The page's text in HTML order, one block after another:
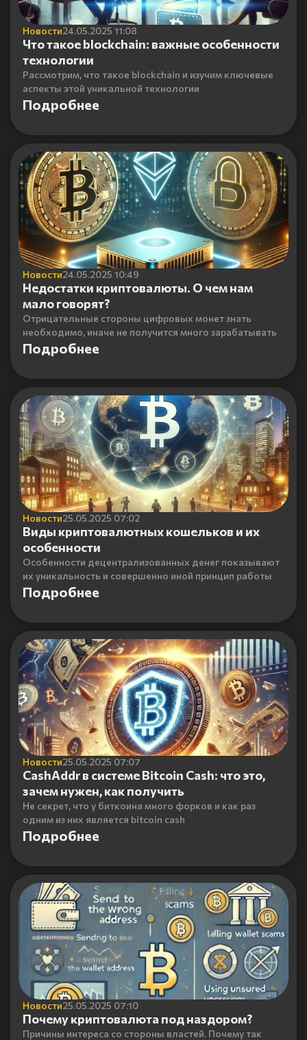
Новости24.05.2025 11:08
Что такое blockchain: важные особенности
технологии
Рассмотрим, что такое blockchain и изучим ключевые
аспекты этой уникальной технологии
Подробнее
Новости24.05.2025 10:49
Недостатки криптовалюты. О чем нам
мало говорят?
Отрицательные стороны цифровых монет знать
необходимо, иначе не получится много зарабатывать
Подробнее
Новости25.05.2025 07:02
Виды криптовалютных кошельков и их
особенности
Особенности децентрализованных денег показывают
их уникальность и совершенно иной принцип работы
Подробнее
Новости25.05.2025 07:07
CashAddr в системе Bitcoin Cash: что это,
зачем нужен, как получить
Не секрет, что у биткоина много форков и как раз
одним из них является bitcoin cash
Подробнее
Новости25.05.2025 07:10
Почему криптовалюта под наздором?
Причины интереса со стороны властей. Почему так